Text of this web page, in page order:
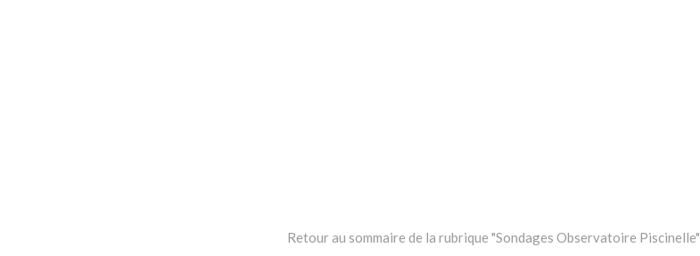
Retour au sommaire de la rubrique "Sondages Observatoire Piscinelle"